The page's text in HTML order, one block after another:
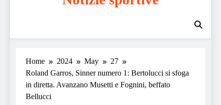
Home 2024 May
27
Roland Garros, Sinner numero 1: Bertolucci si sfoga
in diretta. Avanzano Musetti e Fognini, beffato
Bellucci